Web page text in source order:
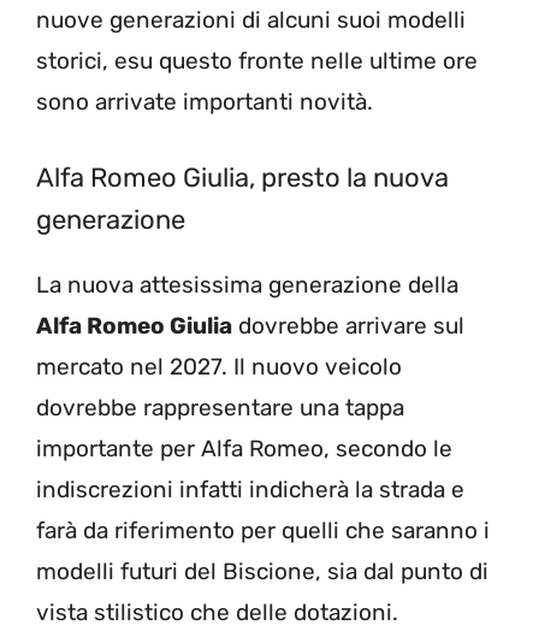
nuove generazioni di alcuni suoi modelli
storici, esu questo fronte nelle ultime ore
sono arrivate importanti novità.
Alfa Romeo Giulia, presto la nuova
generazione
La nuova attesissima generazione della
Alfa Romeo Giulia dovrebbe arrivare sul
mercato nel 2027. Il nuovo veicolo
dovrebbe rappresentare una tappa
importante per Alfa Romeo, secondo le
indiscrezioni infatti indicherà la strada e
farà da riferimento per quelli che saranno i
modelli futuri del Biscione, sia dal punto di
vista stilistico che delle dotazioni.